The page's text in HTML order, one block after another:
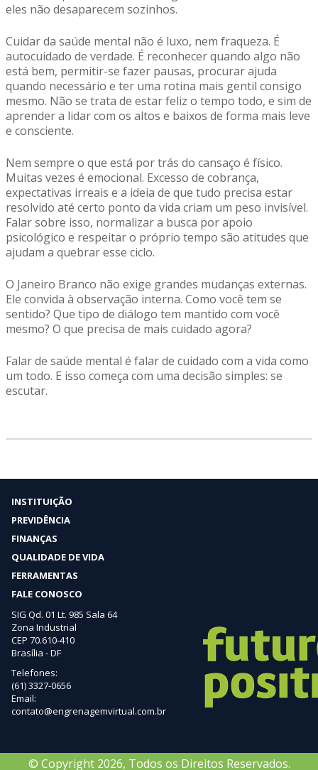
eles não desaparecem sozinhos.
Cuidar da saúde mental não é luxo, nem fraqueza. É
autocuidado de verdade. É reconhecer quando algo não
está bem, permitir-se fazer pausas, procurar ajuda
quando necessário e ter uma rotina mais gentil consigo
mesmo. Não se trata de estar feliz o tempo todo, e sim de
aprender a lidar com os altos e baixos de forma mais leve
e consciente.
Nem sempre o que está por trás do cansaço é físico.
Muitas vezes é emocional. Excesso de cobrança,
expectativas irreais e a ideia de que tudo precisa estar
resolvido até certo ponto da vida criam um peso invisível.
Falar sobre isso, normalizar a busca por apoio
psicológico e respeitar o próprio tempo são atitudes que
ajudam a quebrar esse ciclo.
O Janeiro Branco não exige grandes mudanças externas.
Ele convida à observação interna. Como você tem se
sentido? Que tipo de diálogo tem mantido com você
mesmo? O que precisa de mais cuidado agora?
Falar de saúde mental é falar de cuidado com a vida como
um todo. E isso começa com uma decisão simples: se
escutar.
INSTITUIÇÃO
PREVIDÊNCIA
FINANÇAS
QUALIDADE DE VIDA
FERRAMENTAS
FALE CONOSCO
SIG Qd. 01 Lt. 985 Sala 64
Zona Industrial
CEP 70.610-410
Brasília - DF
Telefones:
(61) 3327-0656
Email:
contato@engrenagemvirtual.com.br
© Copyright 2026, Todos os Direitos Reservados.